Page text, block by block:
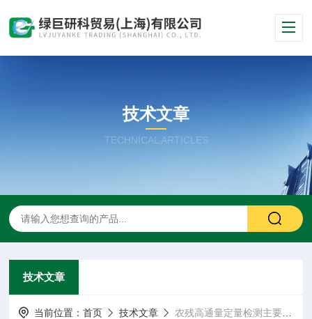
技术文章
TECHNICAL ARTICLES
技术文章
当前位置：首页 技术文章 农残高通量定量检测主要用于快速检测农产品中的农药残留量